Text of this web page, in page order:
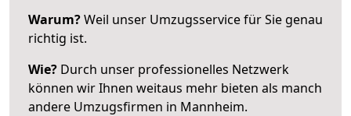
Warum?Weil unser Umzugsservice für Sie genau
richtig ist.
Wie? Durch unser professionelles Netzwerk
können wir Ihnen weitaus mehr bieten als manch
andere Umzugsfirmen in Mannheim.